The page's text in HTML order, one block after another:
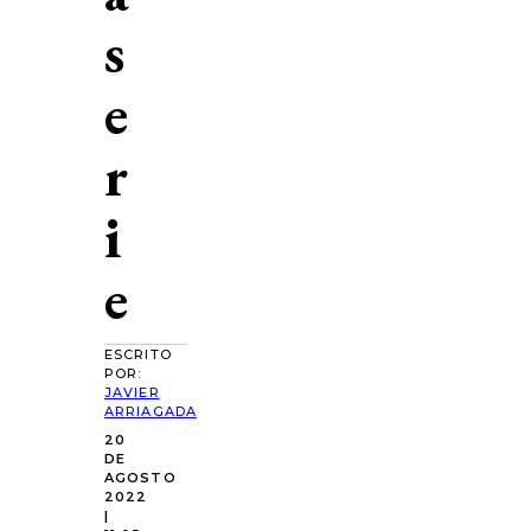
s
e
r
i
e
ESCRITO
POR:
JAVIER
ARRIAGADA
20
DE
AGOSTO
2022
|